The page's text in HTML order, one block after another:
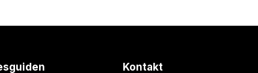
Kontakt